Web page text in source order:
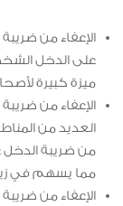
الإعفاء من
على الدخل
ميزة كبيرة
الإعفاء من
العديد من
مما يسهم في